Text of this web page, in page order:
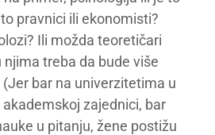
pravnici ili ekonomisti?
Ili možda teoretičari
treba da bude više
bar na univerzitetima u
zajednici, bar
u pitanju, žene postižu